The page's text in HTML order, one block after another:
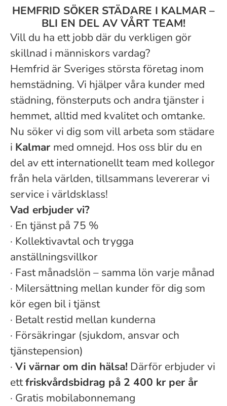
HEMFRID SÖKER STÄDARE I KALMAR –
BLI EN DEL AV VÅRT TEAM!
Vill du ha ett jobb där du verkligen gör
skillnad i människors vardag?
Hemfrid är Sveriges största företag inom
hemstädning. Vi hjälper våra kunder med
städning, fönsterputs och andra tjänster i
hemmet, alltid med kvalitet och omtanke.
Nu söker vi dig som vill arbeta som städare
i Kalmar med omnejd. Hos oss blir du en
del av ett internationellt team med kollegor
från hela världen, tillsammans levererar vi
service i världsklass!
Vad erbjuder vi?
· En tjänst på 75 %
· Kollektivavtal och trygga
anställningsvillkor
· Fast månadslön – samma lön varje månad
· Milersättning mellan kunder för dig som
kör egen bil i tjänst
· Betalt restid mellan kunderna
· Försäkringar (sjukdom, ansvar och
tjänstepension)
· Vi värnar om din hälsa! Därför erbjuder vi
ettfriskvårdsbidrag på 2 400 kr per år
· Gratis mobilabonnemang